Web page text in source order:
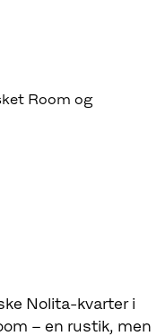
Room og
Nolita-kvarter i
– en rustik, men